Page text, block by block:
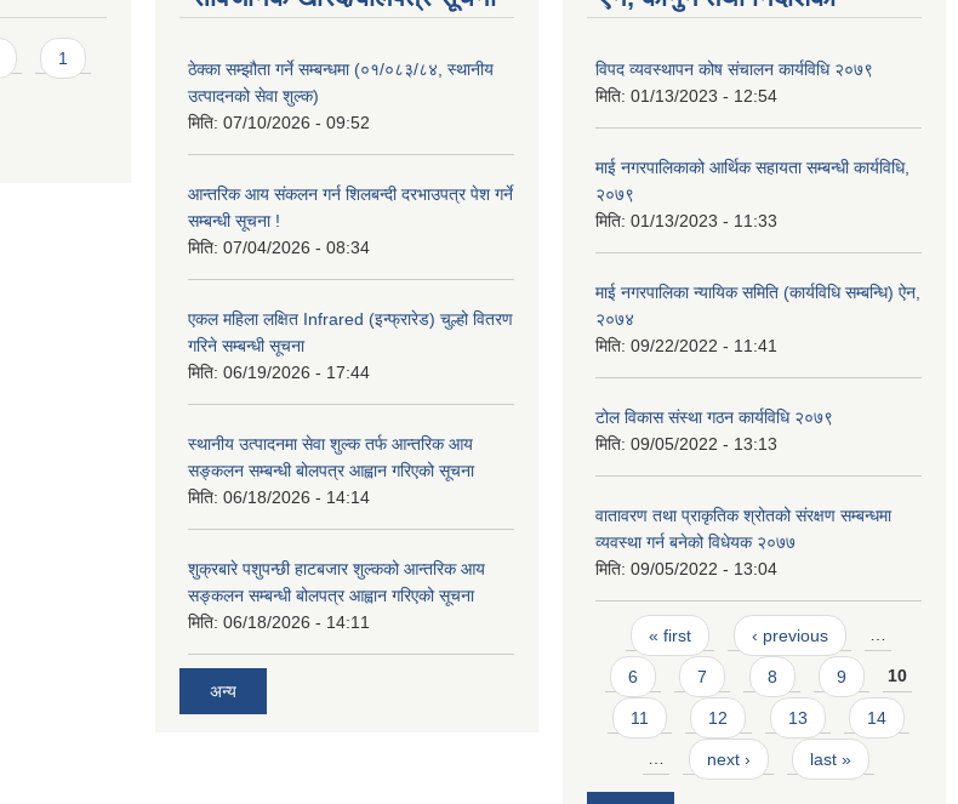
1
ठेक्का सम्झौता गर्ने सम्बन्धमा (०१/०८३/८४, स्थानीय
उत्पादनको सेवा शुल्क)
मिति: 07/10/2026 - 09:52
आन्तरिक आय संकलन गर्न शिलबन्दी दरभाउपत्र पेश गर्ने
सम्बन्धी सूचना !
मिति: 07/04/2026 - 08:34
एकल महिला लक्षित Infrared (इन्फ्रारेड) चुल्हो वितरण
गरिने सम्बन्धी सूचना
मिति: 06/19/2026 - 17:44
स्थानीय उत्पादनमा सेवा शुल्क तर्फ आन्तरिक आय
सङ्कलन सम्बन्धी बोलपत्र आह्वान गरिएको सूचना
मिति: 06/18/2026 - 14:14
शुक्रबारे पशुपन्छी हाटबजार शुल्कको आन्तरिक आय
सङ्कलन सम्बन्धी बोलपत्र आह्वान गरिएको सूचना
मिति: 06/18/2026 - 14:11
अन्य
विपद व्यवस्थापन कोष संचालन कार्यविधि २०७९
मिति: 01/13/2023 - 12:54
माई नगरपालिकाको आर्थिक सहायता सम्बन्धी कार्यविधि,
२०७९
मिति: 01/13/2023 - 11:33
माई नगरपालिका न्यायिक समिति (कार्यविधि सम्बन्धि) ऐन,
२०७४
मिति: 09/22/2022 - 11:41
टोल विकास संस्था गठन कार्यविधि २०७९
मिति: 09/05/2022 - 13:13
वातावरण तथा प्राकृतिक श्रोतको संरक्षण सम्बन्धमा
व्यवस्था गर्न बनेको विधेयक २०७७
मिति: 09/05/2022 - 13:04
Pages
« first ‹ previous …
6 7 8 9 10
11 12 13 14
… next › last »